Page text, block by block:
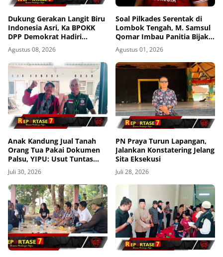
Dukung Gerakan Langit Biru
Indonesia Asri, Ka BPOKK
DPP Demokrat Hadiri
Kegiatan di Loteng
Agustus 08, 2026
Soal Pilkades Serentak di
Lombok Tengah, M. Samsul
Qomar Imbau Panitia Bijak
dan Calon Kades Hindari
Money Politics
Agustus 01, 2026
Anak Kandung Jual Tanah
Orang Tua Pakai Dokumen
Palsu, YIPU: Usut Tuntas
Persekongkolan Desa hingga
BPN
Juli 30, 2026
PN Praya Turun Lapangan,
Jalankan Konstatering Jelang
Sita Eksekusi
Juli 28, 2026